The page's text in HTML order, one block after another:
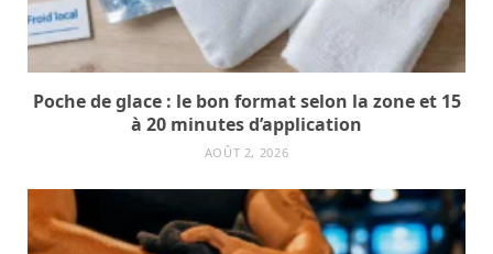
Poche de glace : le bon format selon la zone et 15
à 20 minutes d’application
AOÛT 2, 2026